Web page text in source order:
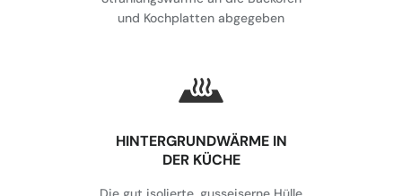
und Kochplatten abgegeben
HINTERGRUNDWÄRME IN
DER KÜCHE